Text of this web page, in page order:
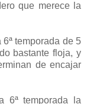
que merece la
temporada de 5
bastante floja, y
de encajar
6ª temporada la